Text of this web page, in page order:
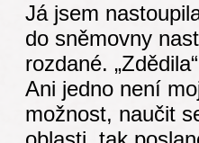
Já jsem
do sněmovny
rozdané.
Ani jedno není
možnost, naučit